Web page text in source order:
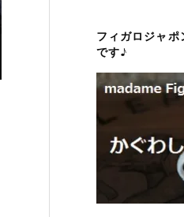
フィガロジャ
です♪